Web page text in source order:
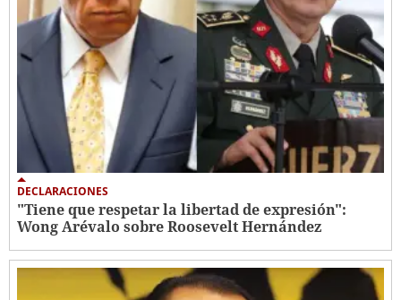
DECLARACIONES
"Tiene que respetar la libertad de expresión":
Wong Arévalo sobre Roosevelt Hernández